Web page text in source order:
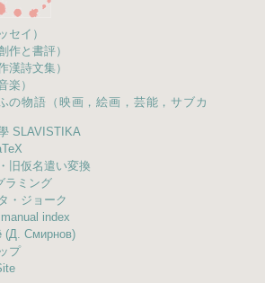
セイ）
作と書評）
漢詩文集）
楽）
の物語（映画，絵画，芸能，サブカ
SLAVISTIKA
旧仮名遣い変換
ラミング
・ジョーク
index
(Д. Смирнов)
プ